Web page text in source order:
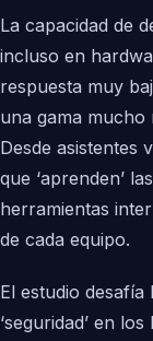
La capacidad de
incluso en
respuesta muy
una gama mucho
Desde asistentes
que ‘aprenden’
herramientas
de cada equipo.
El estudio
‘seguridad’ en